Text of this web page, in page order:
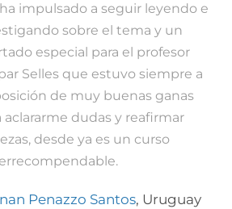
impulsado a seguir leyendo e
sobre el tema y un
especial para el profesor
Selles que estuvo siempre a
de muy buenas ganas
dudas y reafirmar
desde ya es un curso
Penazzo Santos,Uruguay